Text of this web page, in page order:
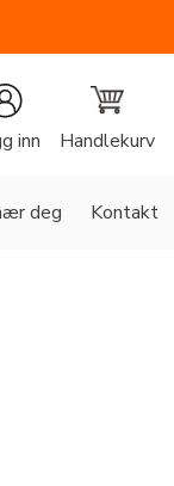
inn Handlekurv
deg Kontakt